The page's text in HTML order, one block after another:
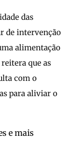
das
de intervenção
alimentação
que as
com o
para aliviar o
e mais